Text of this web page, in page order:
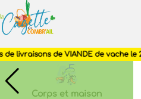
des
Combr'ail
Corps et maison